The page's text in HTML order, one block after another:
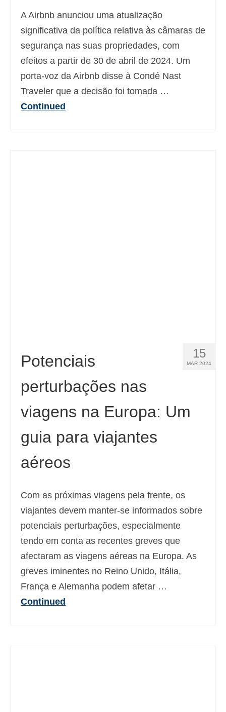
A Airbnb anunciou uma atualização
significativa da política relativa às câmaras de
segurança nas suas propriedades, com
efeitos a partir de 30 de abril de 2024. Um
porta-voz da Airbnb disse à Condé Nast
Traveler que a decisão foi tomada …
Continued
15
MAR 2024
Potenciais
perturbações nas
viagens na Europa: Um
guia para viajantes
aéreos
Com as próximas viagens pela frente, os
viajantes devem manter-se informados sobre
potenciais perturbações, especialmente
tendo em conta as recentes greves que
afectaram as viagens aéreas na Europa. As
greves iminentes no Reino Unido, Itália,
França e Alemanha podem afetar …
Continued